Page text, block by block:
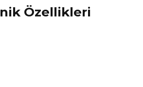
Özellikleri